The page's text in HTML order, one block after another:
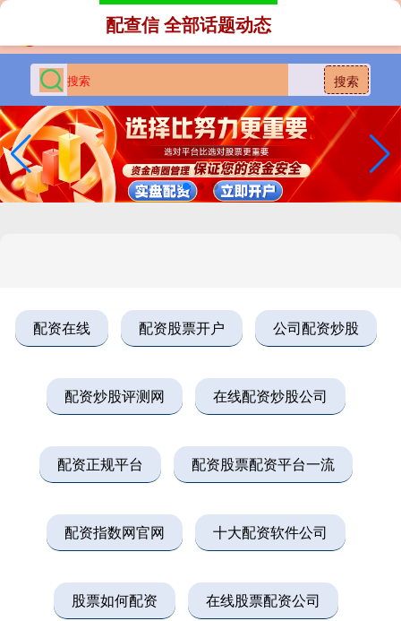
搜索
配查信 全部话题动态
配资在线 配资股票开户 公司配资炒股
配资炒股评测网 在线配资炒股公司
配资正规平台 配资股票配资平台一流
配资指数网官网 十大配资软件公司
股票如何配资 在线股票配资公司